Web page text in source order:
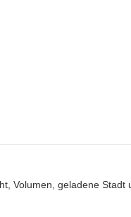
Volumen, geladene Stadt